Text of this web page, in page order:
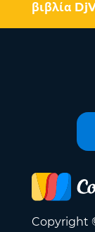
βιβλία
Copyright